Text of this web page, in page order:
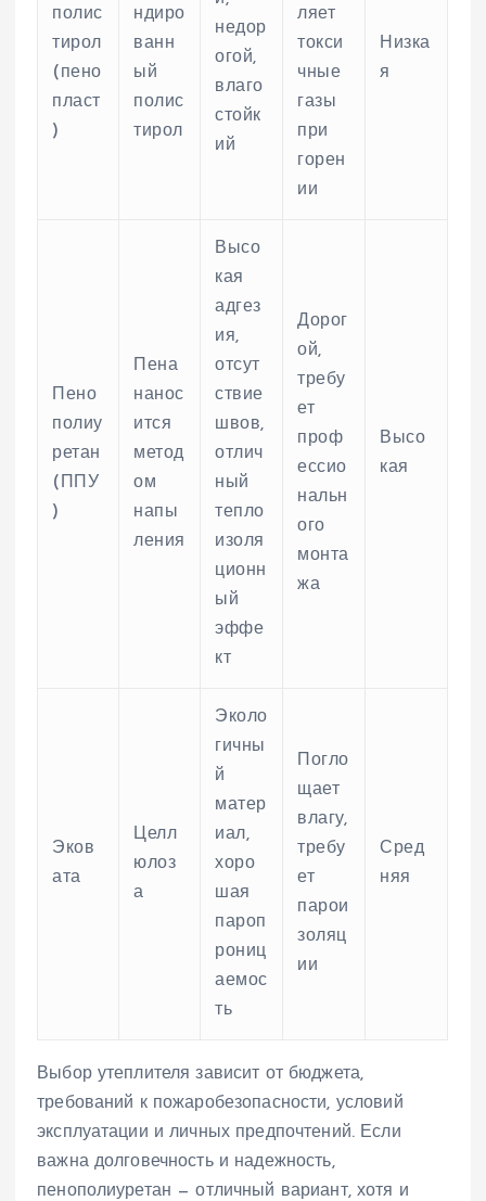
полис
тирол
(пено
пласт
)
ндиро
ванн
ый
полис
тирол
недор
огой,
влаго
стойк
ий
ляет
токси
чные
газы
при
горен
ии
Низка
я
Пено
полиу
ретан
(ППУ
)
Пена
нанос
ится
метод
ом
напы
ления
Высо
кая
адгез
ия,
отсут
ствие
швов,
отлич
ный
тепло
изоля
ционн
ый
эффе
кт
Дорог
ой,
требу
ет
проф
ессио
нальн
ого
монта
жа
Высо
кая
Эков
ата
Целл
юлоз
а
Эколо
гичны
й
матер
иал,
хоро
шая
пароп
рониц
аемос
ть
Погло
щает
влагу,
требу
ет
парои
золяц
ии
Сред
няя
Выбор утеплителя зависит от бюджета,
требований к пожаробезопасности, условий
эксплуатации и личных предпочтений. Если
важна долговечность и надежность,
пенополиуретан — отличный вариант, хотя и